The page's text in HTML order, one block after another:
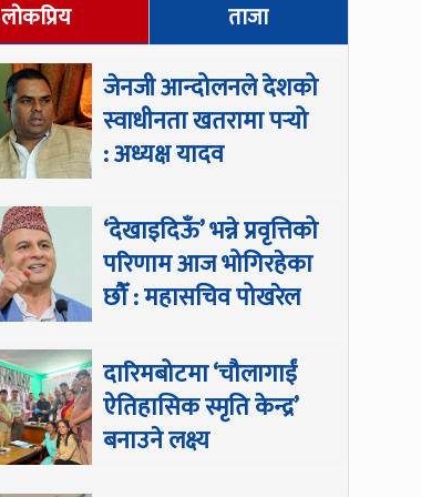
लोकप्रिय ताजा
जेनजी आन्दोलनले देशको
स्वाधीनता खतरामा पर्‍यो
: अध्यक्ष यादव
‘देखाइदिऊँ’ भन्ने प्रवृत्तिको
परिणाम आज भोगिरहेका
छौँ : महासचिव पोखरेल
दारिमबोटमा ‘चौलागाईं
ऐतिहासिक स्मृति केन्द्र’
बनाउने लक्ष्य